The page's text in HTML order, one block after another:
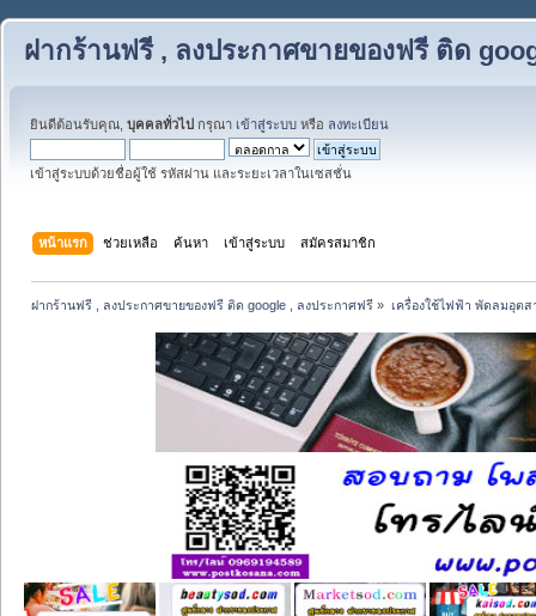
ฝากร้านฟรี , ลงประกาศขายของฟรี ติด
ยินดีต้อนรับคุณ, บุคคลทั่วไป กรุณา เข้าสู่ระบบ หรือ ลงทะเบียน
เข้าสู่ระบบด้วยชื่อผู้ใช้ รหัสผ่าน และระยะเวลาในเซสชั่น
หน้าแรก ช่วยเหลือ ค้นหา เข้าสู่ระบบ สมัครสมาชิก
ฝากร้านฟรี , ลงประกาศขายของฟรี ติด google , ลงประกาศฟรี » เครื่องใช้ไฟฟ้า พัดลมอุต